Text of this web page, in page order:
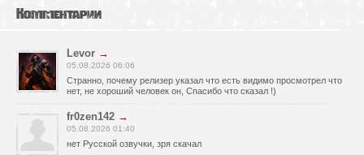
Комментарии
Levor →
05.08.2026 06:06
Странно, почему релизер указал что есть видимо просмотрел что
нет, не хороший человек он, Спасибо что сказал !)
fr0zen142 →
05.08.2026 01:40
нет Русской озвучки, зря скачал